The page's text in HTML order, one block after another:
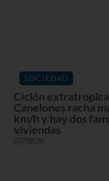
SOCIEDAD
Ciclón
Canelones racha
km/h y hay dos
viviendas
07/08/26